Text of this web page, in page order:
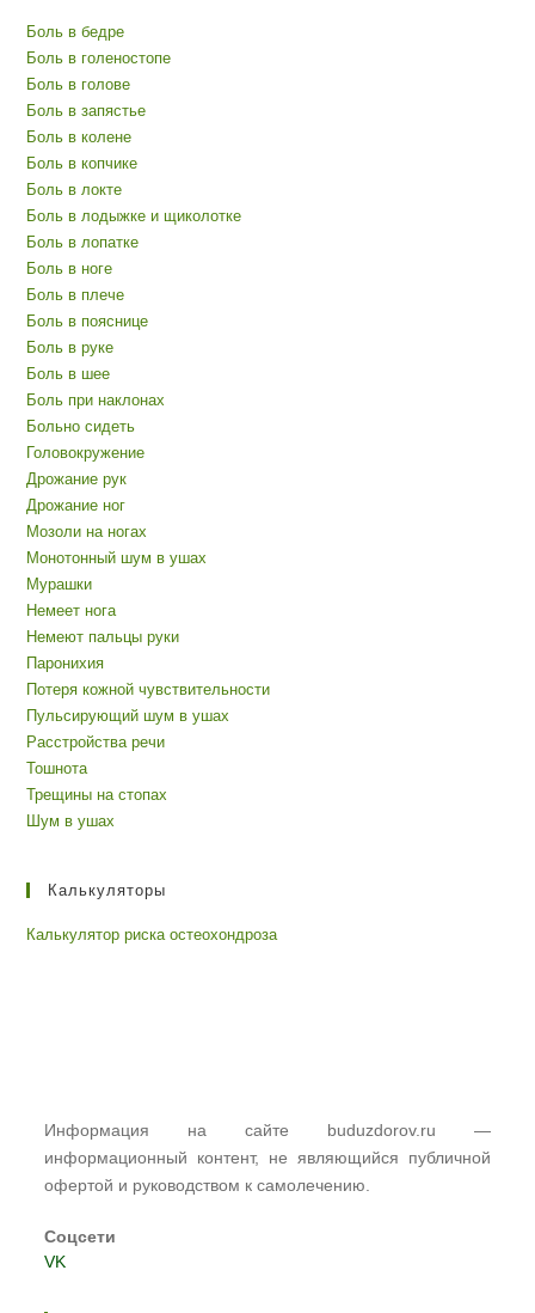
Боль в бедре
Боль в голеностопе
Боль в голове
Боль в запястье
Боль в колене
Боль в копчике
Боль в локте
Боль в лодыжке и щиколотке
Боль в лопатке
Боль в ноге
Боль в плече
Боль в пояснице
Боль в руке
Боль в шее
Боль при наклонах
Больно сидеть
Головокружение
Дрожание рук
Дрожание ног
Мозоли на ногах
Монотонный шум в ушах
Мурашки
Немеет нога
Немеют пальцы руки
Паронихия
Потеря кожной чувствительности
Пульсирующий шум в ушах
Расстройства речи
Тошнота
Трещины на стопах
Шум в ушах
Калькуляторы
Калькулятор риска остеохондроза
Информация на сайте buduzdorov.ru —
информационный контент, не являющийся публичной
офертой и руководством к самолечению.
Соцсети
VK